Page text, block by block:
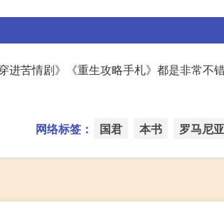
进苦情剧》《重生攻略手札》都是非常不
网络标签： 国君 本书 罗马尼亚